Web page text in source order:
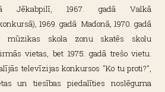
Jēkabpilī, 1967. gadā Valkā
1969. gadā Madonā, 1970. gadā
mūzikas skola zonu skatēs skolu
vietas, bet 1975. gadā trešo vietu.
televīzijas konkursos "Ko tu proti?",
un tiesības piedalīties noslēguma